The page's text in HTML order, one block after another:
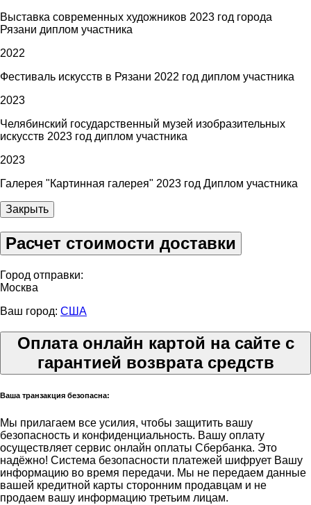
Выставка современных художников 2023 год города
Рязани диплом участника
2022
Фестиваль искусств в Рязани 2022 год диплом участника
2023
Челябинский государственный музей изобразительных
искусств 2023 год диплом участника
2023
Галерея "Картинная галерея" 2023 год Диплом участника
Закрыть
Расчет стоимости доставки
Город отправки:
Москва
Ваш город: США
Оплата онлайн картой на сайте с
гарантией возврата средств
Ваша транзакция безопасна:
Мы прилагаем все усилия, чтобы защитить вашу
безопасность и конфиденциальность. Вашу оплату
осуществляет сервис онлайн оплаты Сбербанка. Это
надёжно! Система безопасности платежей шифрует Вашу
информацию во время передачи. Мы не передаем данные
вашей кредитной карты сторонним продавцам и не
продаем вашу информацию третьим лицам.